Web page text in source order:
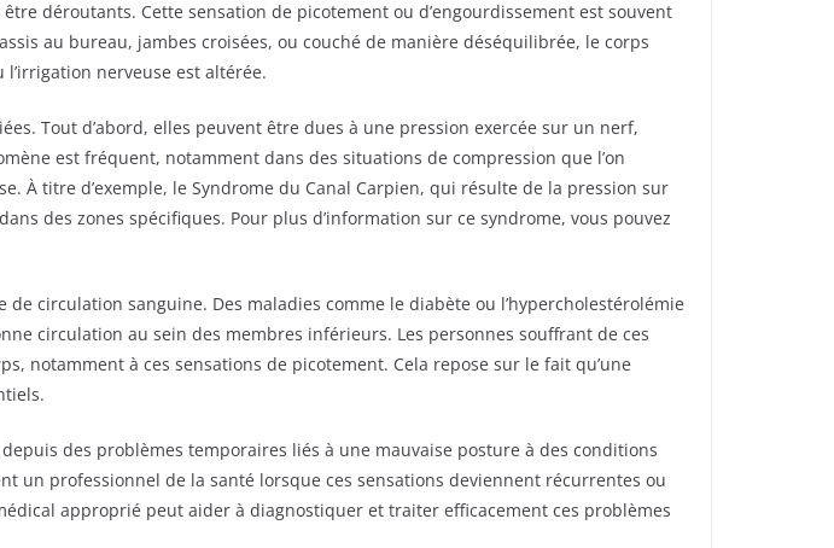
déroutants. Cette sensation de picotement ou d’engourdissement est souvent
au bureau, jambes croisées, ou couché de manière déséquilibrée, le corps
nerveuse est altérée.
Tout d’abord, elles peuvent être dues à une pression exercée sur un nerf,
est fréquent, notamment dans des situations de compression que l’on
À titre d’exemple, le Syndrome du Canal Carpien, qui résulte de la pression sur
des zones spécifiques. Pour plus d’information sur ce syndrome, vous pouvez
circulation sanguine. Des maladies comme le diabète ou l’hypercholestérolémie
circulation au sein des membres inférieurs. Les personnes souffrant de ces
notamment à ces sensations de picotement. Cela repose sur le fait qu’une
des problèmes temporaires liés à une mauvaise posture à des conditions
un professionnel de la santé lorsque ces sensations deviennent récurrentes ou
approprié peut aider à diagnostiquer et traiter efficacement ces problèmes